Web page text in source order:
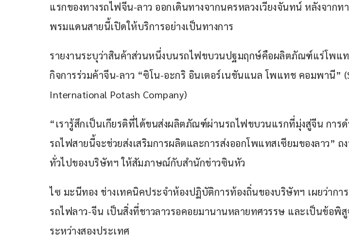
แรกของทางรถไฟจีน-ลาว ออกเดินทางจากนครหลวงเวียงจันทน์ หลังจากท
พรมแดนสายนี้เปิดให้บริการอย่างเป็นทางการ
รายงานระบุว่าสินค้าส่วนหนึ่งบนรถไฟขบวนปฐมฤกษ์คือผลิตภัณฑ์แร่โพแ
กิจการร่วมค้าจีน-ลาว “ซิโน-อะกริ อินเตอร์เนชันแนล โพแทช คอมพานี”
International Potash Company)
“เรารู้สึกเป็นเกียรติที่ได้ขนส่งผลิตภัณฑ์ผ่านรถไฟขบวนแรกที่มุ่งสู่จีน การด
รถไฟสายนี้จะช่วยส่งเสริมการผลิตและการส่งออกโพแทสเซียมของลาว” ถ
ทั่วไปของบริษัทฯ ให้สัมภาษณ์กับสำนักข่าวซินหัว
ไซ มะนีทอง ช่างเทคนิคประจำห้องปฏิบัติการท้องถิ่นของบริษัทฯ เผยว่ากา
รถไฟลาว-จีน เป็นสิ่งที่ชาวลาวรอคอยมานานหลายทศวรรษ และเป็นข้อพิ
ระหว่างสองประเทศ